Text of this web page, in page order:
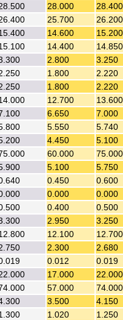
28.000 28.400
25.700 26.200
14.600 15.200
14.400 14.850
2.800 3.250
1.800 2.220
1.800 2.220
12.700 13.600
6.650 7.000
5.550 5.740
4.450 5.100
60.000 75.000
5.100 5.750
0.450 0.600
0.000 0.000
0.400 0.500
2.950 3.250
12.100 12.700
2.300 2.680
0.012 0.019
17.000 22.000
57.000 74.000
3.500 4.150
1.020 1.250